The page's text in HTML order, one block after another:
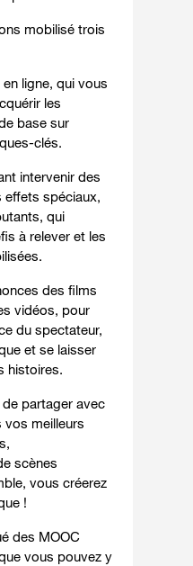
mobilisé trois
ligne, qui vous
les
base sur
clés.
intervenir des
effets spéciaux,
qui
à relever et les
des films
vidéos, pour
du spectateur,
et se laisser
histoires.
de partager avec
vos meilleurs
scènes
vous créerez
!
des MOOC
vous pouvez y